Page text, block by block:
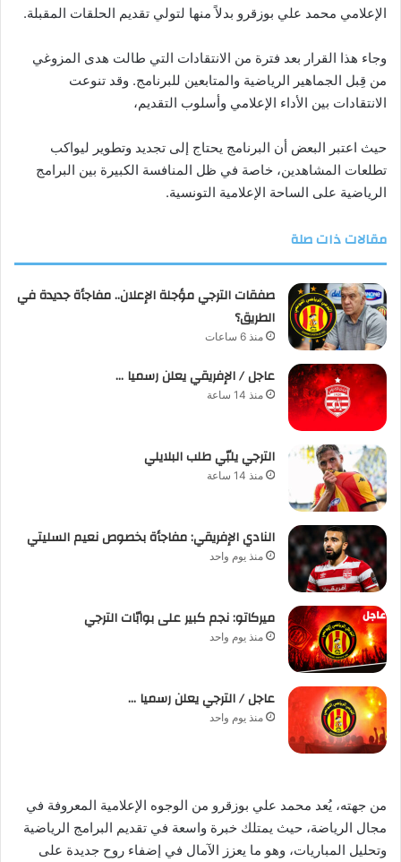
الإعلامي محمد علي بوزقرو بدلاً منها لتولي تقديم الحلقات المقبلة.
وجاء هذا القرار بعد فترة من الانتقادات التي طالت هدى المزوغي
من قِبل الجماهير الرياضية والمتابعين للبرنامج. وقد تنوعت
الانتقادات بين الأداء الإعلامي وأسلوب التقديم،
حيث اعتبر البعض أن البرنامج يحتاج إلى تجديد وتطوير ليواكب
تطلعات المشاهدين، خاصة في ظل المنافسة الكبيرة بين البرامج
الرياضية على الساحة الإعلامية التونسية.
مقالات ذات صلة
صفقات الترجي مؤجلة الإعلان.. مفاجأة جديدة في
الطريق؟
منذ 6 ساعات
عاجل / الإفريقي يعلن رسميا …
منذ 14 ساعة
الترجي يلبّي طلب البلايلي
منذ 14 ساعة
النادي الإفريقي: مفاجأة بخصوص نعيم السليتي
منذ يوم واحد
ميركاتو: نجم كبير على بوابّات الترجي
منذ يوم واحد
عاجل / الترجي يعلن رسميا …
منذ يوم واحد
من جهته، يُعد محمد علي بوزقرو من الوجوه الإعلامية المعروفة في
مجال الرياضة، حيث يمتلك خبرة واسعة في تقديم البرامج الرياضية
وتحليل المباريات، وهو ما يعزز الآمال في إضفاء روح جديدة على